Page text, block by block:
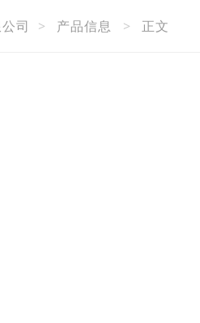
司 > 产品信息 > 正文